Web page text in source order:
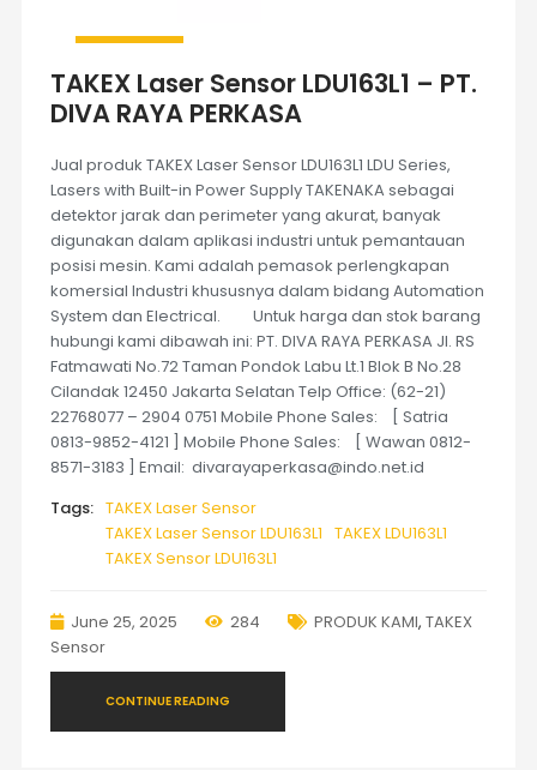
TAKEX Laser Sensor LDU163L1 – PT.
DIVA RAYA PERKASA
Jual produk TAKEX Laser Sensor LDU163L1 LDU Series,
Lasers with Built-in Power Supply TAKENAKA sebagai
detektor jarak dan perimeter yang akurat, banyak
digunakan dalam aplikasi industri untuk pemantauan
posisi mesin. Kami adalah pemasok perlengkapan
komersial Industri khususnya dalam bidang Automation
System dan Electrical. Untuk harga dan stok barang
hubungi kami dibawah ini: PT. DIVA RAYA PERKASA Jl. RS
Fatmawati No.72 Taman Pondok Labu Lt.1 Blok B No.28
Cilandak 12450 Jakarta Selatan Telp Office: (62-21)
22768077 – 2904 0751 Mobile Phone Sales: [ Satria
0813-9852-4121 ] Mobile Phone Sales: [ Wawan 0812-
8571-3183 ] Email: divarayaperkasa@indo.net.id
Tags: TAKEX Laser Sensor
TAKEX Laser Sensor LDU163L1 TAKEX LDU163L1
TAKEX Sensor LDU163L1
June 25, 2025 284 PRODUK KAMI, TAKEX
Sensor
CONTINUE READING